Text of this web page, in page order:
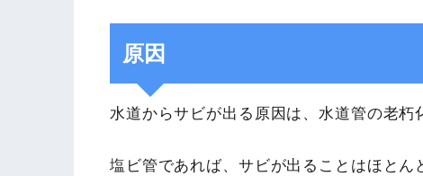
原因
水道からサビが出る原因は、水道管の老朽
塩ビ管であれば、サビが出ることはほと